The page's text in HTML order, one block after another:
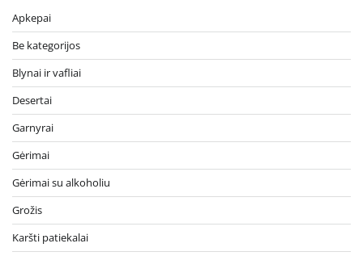
Apkepai
Be kategorijos
Blynai ir vafliai
Desertai
Garnyrai
Gėrimai
Gėrimai su alkoholiu
Grožis
Karšti patiekalai